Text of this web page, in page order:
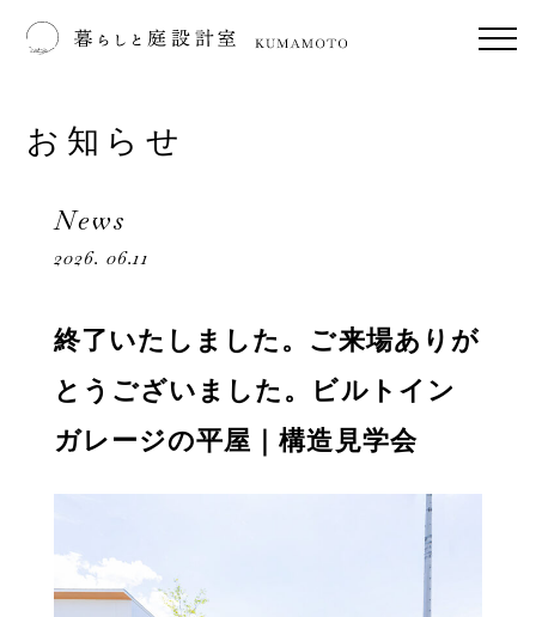
お知らせ
News
2026. 06.11
終了いたしました。ご来場ありが
とうございました。ビルトイン
ガレージの平屋｜構造見学会